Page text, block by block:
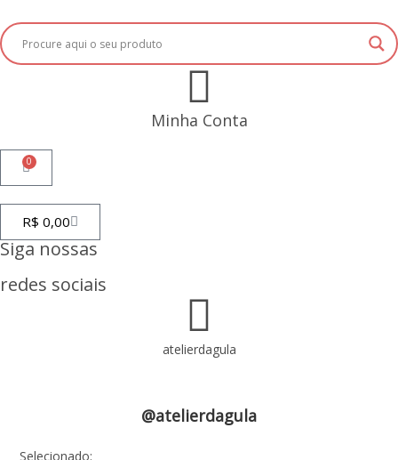
Minha Conta
0
R$ 0,00
Siga nossas
redes sociais
atelierdagula
@atelierdagula
Selecionado: